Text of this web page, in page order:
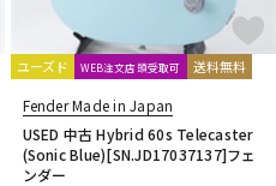
ユーズド WEB注文店頭受取可 送料無料
Fender Made in Japan
USED 中古 Hybrid 60s Telecaster
(Sonic Blue)[SN.JD17037137]フェ
ンダー